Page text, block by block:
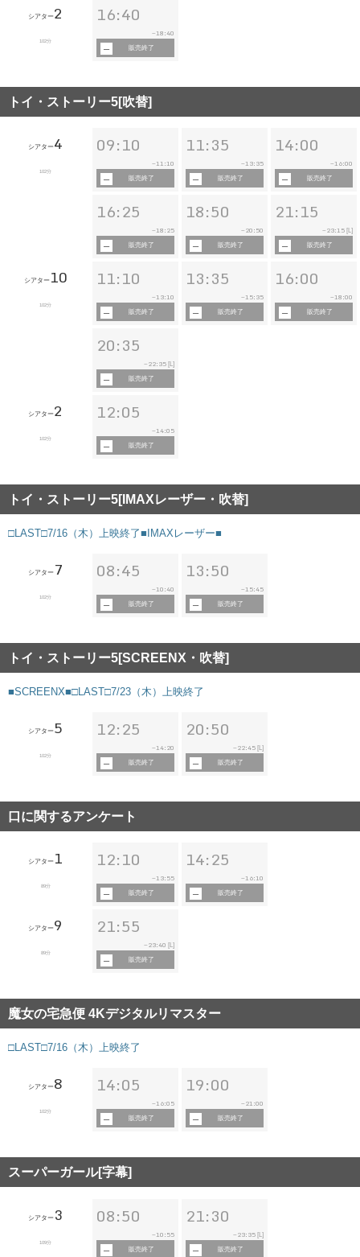
シアター2
102分
16:40
~ 18:40
販売終了
トイ・ストーリー5[吹替]
シアター4
102分
09:10
~11:10
販売終了
11:35
~13:35
販売終了
14:00
~16:00
販売終了
16:25
~18:25
販売終了
18:50
~ 20:50
販売終了
21:15
~ 23:15 [L]
販売終了
シアター10
102分
11:10
~13:10
販売終了
13:35
~15:35
販売終了
16:00
~18:00
販売終了
20:35
~ 22:35 [L]
販売終了
シアター2
102分
12:05
~14:05
販売終了
トイ・ストーリー5[IMAXレーザー・吹替]
□LAST□7/16（木）上映終了■IMAXレーザー■
シアター 7
102分
08:45
~10:40
販売終了
13:50
~15:45
販売終了
トイ・ストーリー5[SCREENX・吹替]
■SCREENX■□LAST□7/23（木）上映終了
シアター5
102分
12:25
~ 14:20
販売終了
20:50
~ 22:45 [L]
販売終了
口に関するアンケート
シアター 1
89分
12:10
~13:55
販売終了
14:25
~16:10
販売終了
シアター9
89分
21:55
~ 23:40 [L]
販売終了
魔女の宅急便 4Kデジタルリマスター
□LAST□7/16（木）上映終了
シアター8
102分
14:05
~16:05
販売終了
19:00
~ 21:00
販売終了
スーパーガール[字幕]
シアター 3
109分
08:50
~10:55
販売終了
21:30
~ 23:35 [L]
販売終了